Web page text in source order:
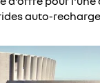
auto-